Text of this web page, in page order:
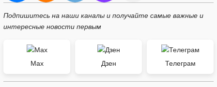
Подпишитесь на наши каналы и получайте самые важные и
интересные новости первым
Max Дзен Телеграм